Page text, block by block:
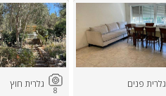
גלרית פנים
8
גלרית חוץ